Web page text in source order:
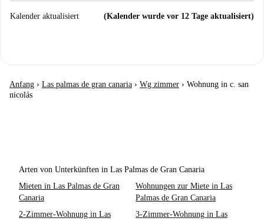
Kalender aktualisiert (Kalender wurde vor 12 Tage aktualisiert)
Anfang › Las palmas de gran canaria › Wg zimmer › Wohnung in c. san
nicolás
Arten von Unterkünften in Las Palmas de Gran Canaria
Mieten in Las Palmas de Gran
Canaria
Wohnungen zur Miete in Las
Palmas de Gran Canaria
2-Zimmer-Wohnung in Las
3-Zimmer-Wohnung in Las